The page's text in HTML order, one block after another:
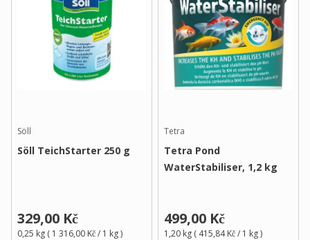
Söll
Söll TeichStarter 250 g
329,00 Kč
0,25 kg ( 1 316,00 Kč/ 1 kg)
Tetra
Tetra Pond
WaterStabiliser, 1,2 kg
499,00 Kč
1,20 kg ( 415,84 Kč/ 1 kg)